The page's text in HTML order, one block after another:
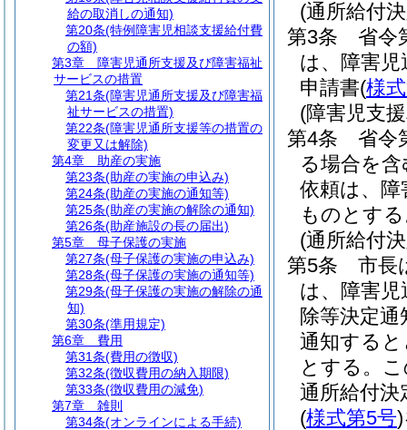
(通所給付
第3条
省令
は、障害児
申請書(様
(障害児支
第4条
省令
る場合を含
依頼は、障
ものとす
(通所給付
第5条
市長
は、障害児
除等決定通
通知する
とする。
通所給付決
(様式第5号)
給の取消しの通知)
第20条(特例障害児相談支援給付費
の額)
第3章
障害児通所支援及び障害福祉
サービスの措置
第21条(障害児通所支援及び障害福
祉サービスの措置)
第22条(障害児通所支援等の措置の
変更又は解除)
第4章
助産の実施
第23条(助産の実施の申込み)
第24条(助産の実施の通知等)
第25条(助産の実施の解除の通知)
第26条(助産施設の長の届出)
第5章
母子保護の実施
第27条(母子保護の実施の申込み)
第28条(母子保護の実施の通知等)
第29条(母子保護の実施の解除の通
知)
第30条(準用規定)
第6章
費用
第31条(費用の徴収)
第32条(徴収費用の納入期限)
第33条(徴収費用の減免)
第7章
雑則
第34条(オンラインによる手続)